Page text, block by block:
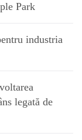
Park
industria
legată de